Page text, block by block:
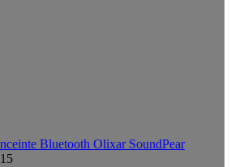
Bluetooth Olixar SoundPear